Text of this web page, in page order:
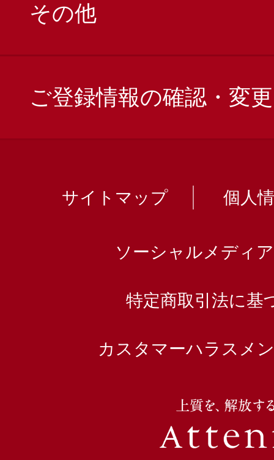
その他
ご登録情報の確認・変更
サイトマップ 個人
ソーシャルメディ
特定商取引法に基
カスタマーハラスメ